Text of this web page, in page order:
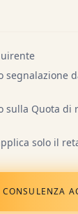
segnalazione
sulla Quota di
solo il